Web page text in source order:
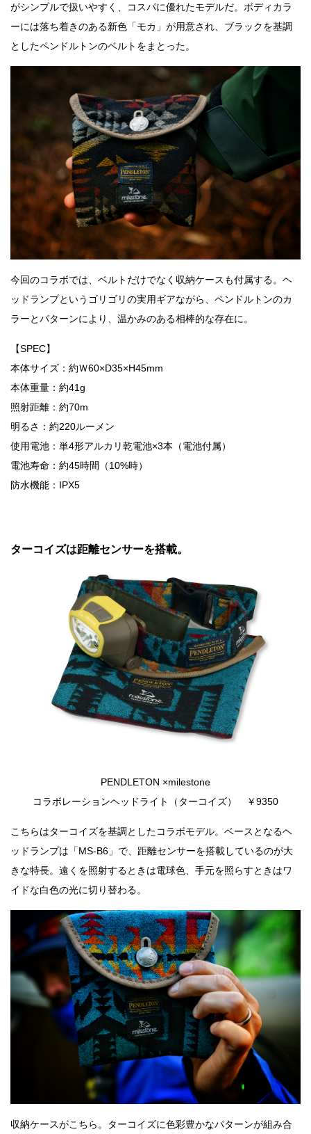
がシンプルで扱いやすく、コスパに優れたモデルだ。ボディカラ
ーには落ち着きのある新色「モカ」が用意され、ブラックを基調
としたペンドルトンのベルトをまとった。
今回のコラボでは、ベルトだけでなく収納ケースも付属する。ヘ
ッドランプというゴリゴリの実用ギアながら、ペンドルトンのカ
ラーとパターンにより、温かみのある相棒的な存在に。
【SPEC】
本体サイズ：約Ｗ60×D35×H45mm
本体重量：約41g
照射距離：約70m
明るさ：約220ルーメン
使用電池：単4形アルカリ乾電池×3本（電池付属）
電池寿命：約45時間（10%時）
防水機能：IPX5
ターコイズは距離センサーを搭載。
PENDLETON ×milestone
コラボレーションヘッドライト（ターコイズ） ￥9350
こちらはターコイズを基調としたコラボモデル。ベースとなるヘ
ッドランプは「MS-B6」で、距離センサーを搭載しているのが大
きな特長。遠くを照射するときは電球色、手元を照らすときはワ
イドな白色の光に切り替わる。
収納ケースがこちら。ターコイズに色彩豊かなパターンが組み合